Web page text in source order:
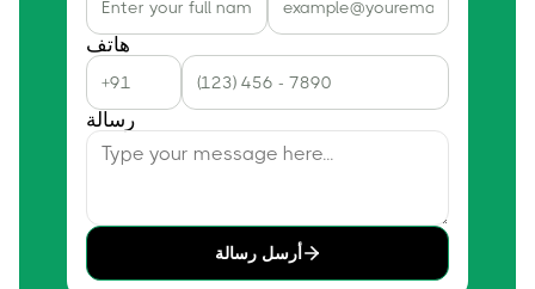
هاتف
رسالة
أرسل رسالة